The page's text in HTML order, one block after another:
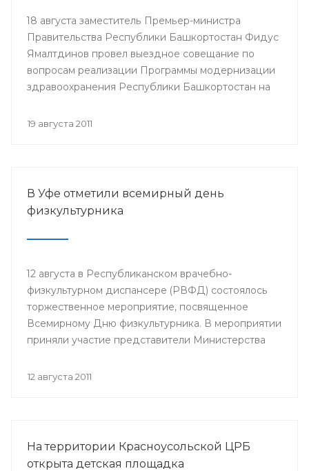
18 августа заместитель Премьер-министра
Правительства Республики Башкортостан Фидус
Ямалтдинов провел выездное совещание по
вопросам реализации Программы модернизации
здравоохранения Республики Башкортостан на
19 августа 2011
В Уфе отметили всемирный день
физкультурника
12 августа в Республиканском врачебно-
физкультурном диспансере (РВФД) состоялось
торжественное мероприятие, посвященное
Всемирному Дню физкультурника. В мероприятии
приняли участие представители Министерства
руководство и медицинский персонал РВФД,
12 августа 2011
На территории Красноусольской ЦРБ
открыта детская площадка